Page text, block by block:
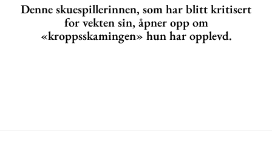
Denne skuespillerinnen, som har blitt kritisert
for vekten sin, åpner opp om
«kroppsskamingen» hun har opplevd.